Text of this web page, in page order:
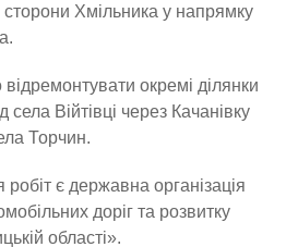
сторони Хмільника у напрямку
окремі ділянки
Війтівці через Качанівку
Торчин.
є державна організація
доріг та розвитку
області».